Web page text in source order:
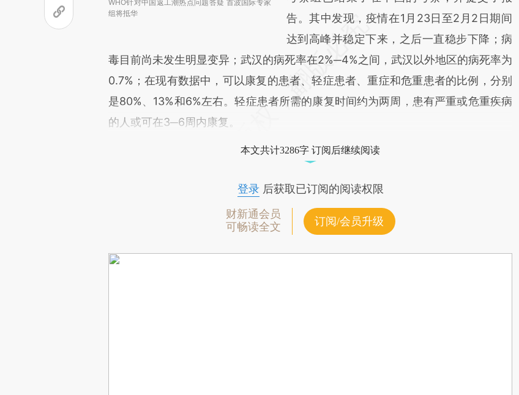
WHO针对中国返工潮热点问题答疑 首波国际专家
组将抵华
告。其中发现，疫情在1月23日至2月2日期间
达到高峰并稳定下来，之后一直稳步下降；病
毒目前尚未发生明显变异；武汉的病死率在2%─4%之间，武汉以外地区的病死率为
0.7%；在现有数据中，可以康复的患者、轻症患者、重症和危重患者的比例，分别
是80%、13%和6%左右。轻症患者所需的康复时间约为两周，患有严重或危重疾病
的人或可在3─6周内康复。
本文共计3286字 订阅后继续阅读
登录后获取已订阅的阅读权限
财新通会员
可畅读全文
订阅/会员升级